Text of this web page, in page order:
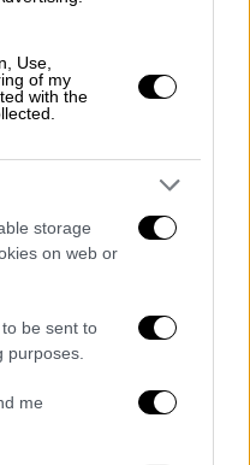
Use,
of my
with the
storage
on web or
be sent to
purposes.
me
της Ντούγκινα